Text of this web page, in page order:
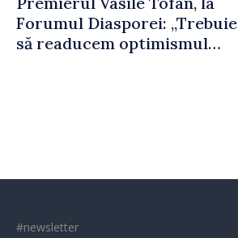
puternice”
Forumul Diasporei: „Trebuie
să readucem optimismul
#newsletter